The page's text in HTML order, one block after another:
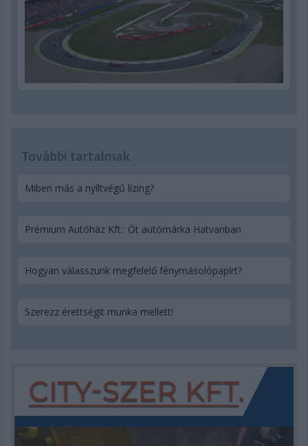
További tartalmak
Miben más a nyíltvégű lízing?
Prémium Autóház Kft.: Öt autómárka Hatvanban
Hogyan válasszunk megfelelő fénymásolópapírt?
Szerezz érettségit munka mellett!